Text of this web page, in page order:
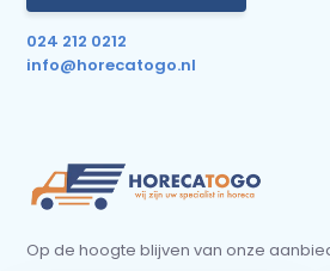
024 212 0212
info@horecatogo.nl
Op de hoogte blijven van onze